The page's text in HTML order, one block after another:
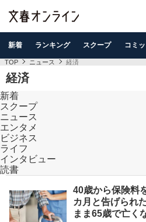
新着 ランキング スクープ コミ
TOP ニュース 経済
経済
新着
スクープ
ニュース
エンタメ
ビジネス
ライフ
インタビュー
読書
40歳から保険料
カ月と告げられ
まま65歳で亡く